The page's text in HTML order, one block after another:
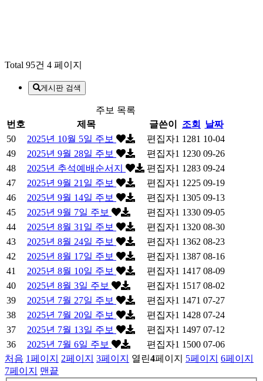
Total 95건 4 페이지
게시판 검색
주보 목록
번호
제목 글쓴이 조회
날짜
50
2025년 10월 5일 주보 편집자1 1281 10-04
49
2025년 9월 28일 주보 편집자1 1230 09-26
48
2025년 추석예배순서지 편집자1 1283 09-24
47
2025년 9월 21일 주보 편집자1 1225 09-19
46
2025년 9월 14일 주보 편집자1 1305 09-13
45
2025년 9월 7일 주보 편집자1 1330 09-05
44
2025년 8월 31일 주보 편집자1 1320 08-30
43
2025년 8월 24일 주보 편집자1 1362 08-23
42
2025년 8월 17일 주보 편집자1 1387 08-16
41
2025년 8월 10일 주보 편집자1 1417 08-09
40
2025년 8월 3일 주보 편집자1 1517 08-02
39
2025년 7월 27일 주보 편집자1 1471 07-27
38
2025년 7월 20일 주보 편집자1 1428 07-24
37
2025년 7월 13일 주보 편집자1 1497 07-12
36
2025년 7월 6일 주보 편집자1 1500 07-06
처음 1페이지 2페이지 3페이지 열린4페이지 5페이지 6페이지
7페이지 맨끝